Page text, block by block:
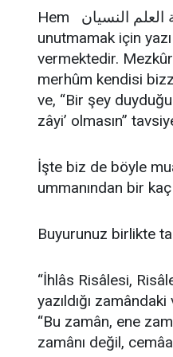
Hem افة العلم النسيان “İlmin âfeti, unutmaktır” hadîs-i şerîfi de, ilmi
unutmamak için
vermektedir.
merhûm kendisi
ve, “Bir şey
zâyi’ olmasın”
İşte biz de böyle
ummanından bir
Buyurunuz birlikte
“İhlâs Risâlesi,
yazıldığı zamândaki
“Bu zamân, ene
zamânı değil,